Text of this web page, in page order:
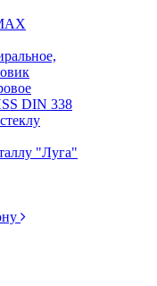
DIN 338
"Луга"